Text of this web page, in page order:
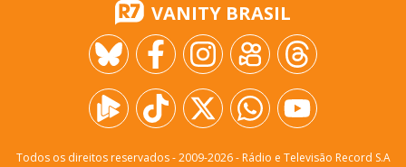
VANITY BRASIL
Todos os direitos reservados - 2009-2026- Rádio e Televisão Record S.A